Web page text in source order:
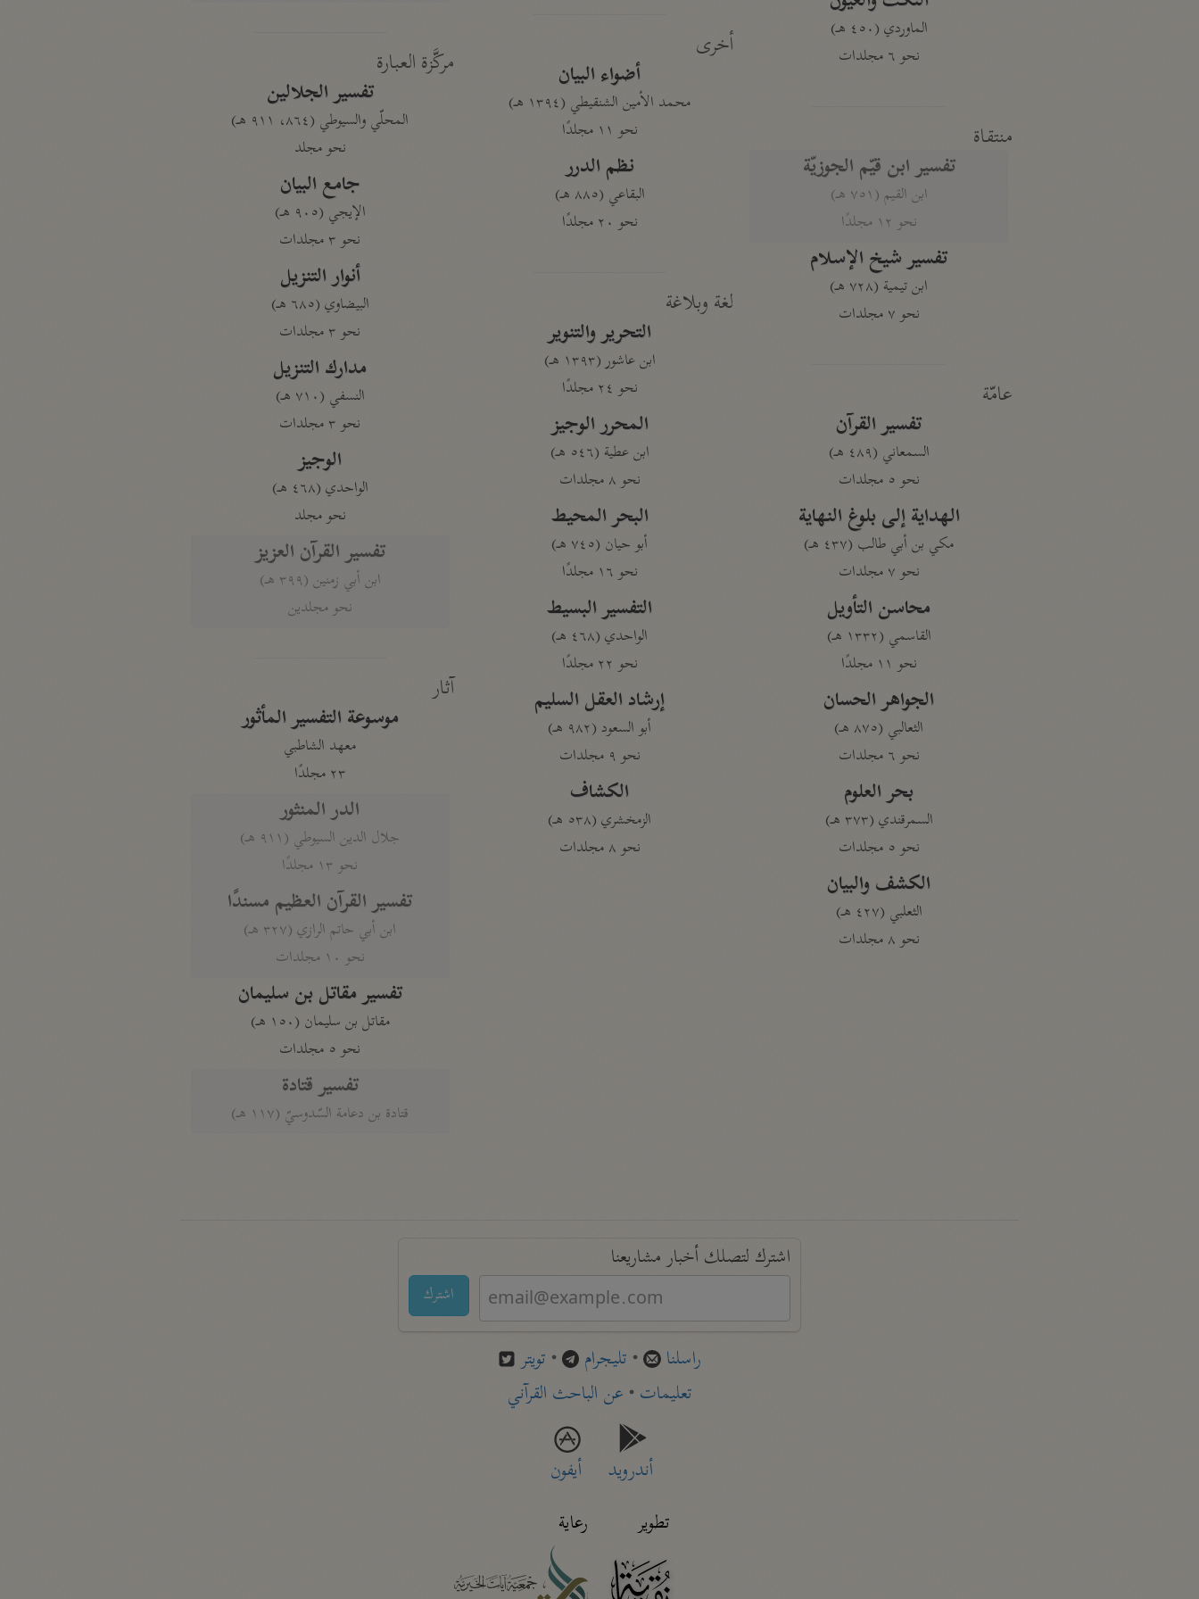
الماوردي (٤٥٠ هـ)
نحو ٦ مجلدات
منتقاة
تفسير ابن قيّم الجوزيّة
ابن القيم (٧٥١ هـ)
نحو ١٢ مجلدًا
تفسير شيخ الإسلام
ابن تيمية (٧٢٨ هـ)
نحو ٧ مجلدات
عامّة
تفسير القرآن
السمعاني (٤٨٩ هـ)
نحو ٥ مجلدات
الهداية إلى بلوغ النهاية
مكي بن أبي طالب (٤٣٧ هـ)
نحو ٧ مجلدات
محاسن التأويل
القاسمي (١٣٣٢ هـ)
نحو ١١ مجلدًا
الجواهر الحسان
الثعالبي (٨٧٥ هـ)
نحو ٦ مجلدات
بحر العلوم
السمرقندي (٣٧٣ هـ)
نحو ٥ مجلدات
الكشف والبيان
الثعلبي (٤٢٧ هـ)
نحو ٨ مجلدات
أخرى
أضواء البيان
محمد الأمين الشنقيطي (١٣٩٤ هـ)
نحو ١١ مجلدًا
نظم الدرر
البقاعي (٨٨٥ هـ)
نحو ٢٠ مجلدًا
لغة وبلاغة
التحرير والتنوير
ابن عاشور (١٣٩٣ هـ)
نحو ٢٤ مجلدًا
المحرر الوجيز
ابن عطية (٥٤٦ هـ)
نحو ٨ مجلدات
البحر المحيط
أبو حيان (٧٤٥ هـ)
نحو ١٦ مجلدًا
التفسير البسيط
الواحدي (٤٦٨ هـ)
نحو ٢٢ مجلدًا
إرشاد العقل السليم
أبو السعود (٩٨٢ هـ)
نحو ٩ مجلدات
الكشاف
الزمخشري (٥٣٨ هـ)
نحو ٨ مجلدات
مركَّزة العبارة
تفسير الجلالين
المحلّي والسيوطي (٨٦٤، ٩١١ هـ)
نحو مجلد
جامع البيان
الإيجي (٩٠٥ هـ)
نحو ٣ مجلدات
أنوار التنزيل
البيضاوي (٦٨٥ هـ)
نحو ٣ مجلدات
مدارك التنزيل
النسفي (٧١٠ هـ)
نحو ٣ مجلدات
الوجيز
الواحدي (٤٦٨ هـ)
نحو مجلد
تفسير القرآن العزيز
ابن أبي زمنين (٣٩٩ هـ)
نحو مجلدين
آثار
موسوعة التفسير المأثور
معهد الشاطبي
٢٣ مجلدًا
الدر المنثور
جلال الدين السيوطي (٩١١ هـ)
نحو ١٣ مجلدًا
تفسير القرآن العظيم مسندًا
ابن أبي حاتم الرازي (٣٢٧ هـ)
نحو ١٠ مجلدات
تفسير مقاتل بن سليمان
مقاتل بن سليمان (١٥٠ هـ)
نحو ٥ مجلدات
تفسير قتادة
قتادة بن دعامة السّدوسيّ (١١٧ هـ)
اشترك لتصلك أخبار مشاريعنا
اشترك
راسلنا • تليجرام • تويتر
تعليمات• عن الباحث القرآني
أندرويد
أيفون
تطوير
رعاية